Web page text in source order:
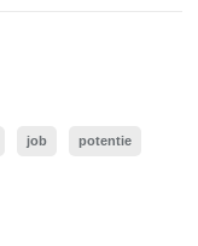
job potentie